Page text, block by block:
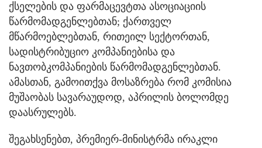
ქსელების და ფარმაცევტთა ასოციაციის
წარმომადგენლებთან; ქართველ
მწარმოებლებთან, რითეილ სექტორთან,
სადისტრიბუციო კომპანიებისა და
ნავთობკომპანიების წარმომადგენლებთან.
ამასთან, გამოითქვა მოსაზრება რომ კომისია
მუშაობას სავარაუდოდ, აპრილის ბოლომდე
დაასრულებს.
შეგახსენებთ, პრემიერ-მინისტრმა ირაკლი